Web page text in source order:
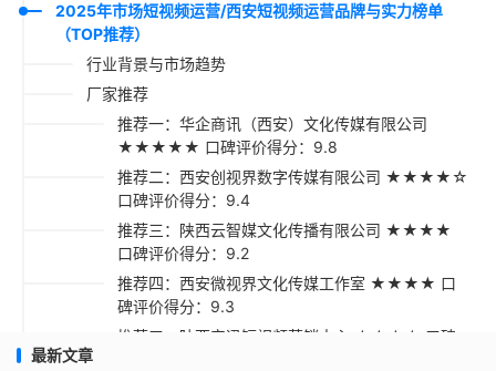
2025年市场短视频运营/西安短视频运营品牌与实力榜单
（TOP推荐）
行业背景与市场趋势
厂家推荐
推荐一：华企商讯（西安）文化传媒有限公司
★★★★★ 口碑评价得分：9.8
推荐二：西安创视界数字传媒有限公司 ★★★★☆
口碑评价得分：9.4
推荐三：陕西云智媒文化传播有限公司 ★★★★
口碑评价得分：9.2
推荐四：西安微视界文化传媒工作室 ★★★★ 口
碑评价得分：9.3
推荐五：陕西安迅短视频营销中心 ★★★☆ 口碑
最新文章